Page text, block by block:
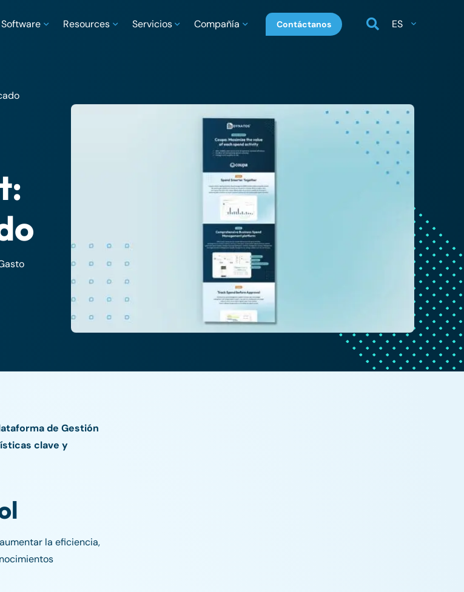
Software Resources Servicios Compañía Contáctanos ES
de Gestión
clave y
la eficiencia,